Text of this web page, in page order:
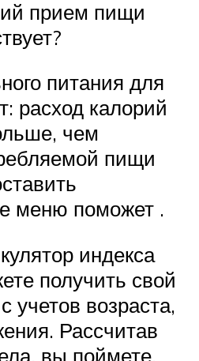
прием пищи
питания для
расход калорий
чем
пищи
меню поможет .
индекса
получить свой
учетов возраста,
Рассчитав
вы поймете,